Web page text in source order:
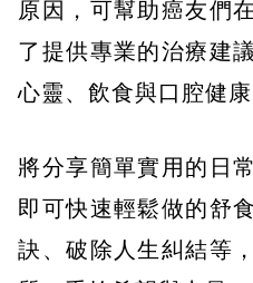
原因，可幫助癌友們
了提供專業的治療建
心靈、飲食與口腔健康
將分享簡單實用的日
即可快速輕鬆做的舒
訣、破除人生糾結等